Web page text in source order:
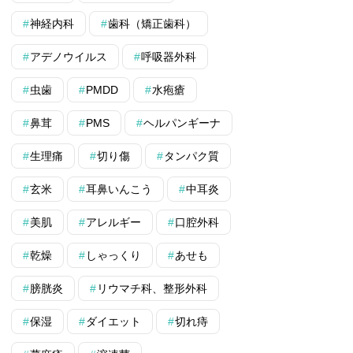
神経内科 歯科（矯正歯科）
アデノウイルス 呼吸器外科
虫歯 PMDD 水疱瘡
鼻茸 PMS ヘルパンギーナ
生理痛 切り傷 タンパク質
玄米 耳鼻いんこう 中耳炎
美肌 アレルギー 口腔外科
乾燥 しゃっくり あせも
膀胱炎 リウマチ科、整形外科
保湿 ダイエット 切れ痔